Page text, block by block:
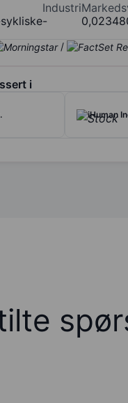
Industri
-
/
i
iHuman